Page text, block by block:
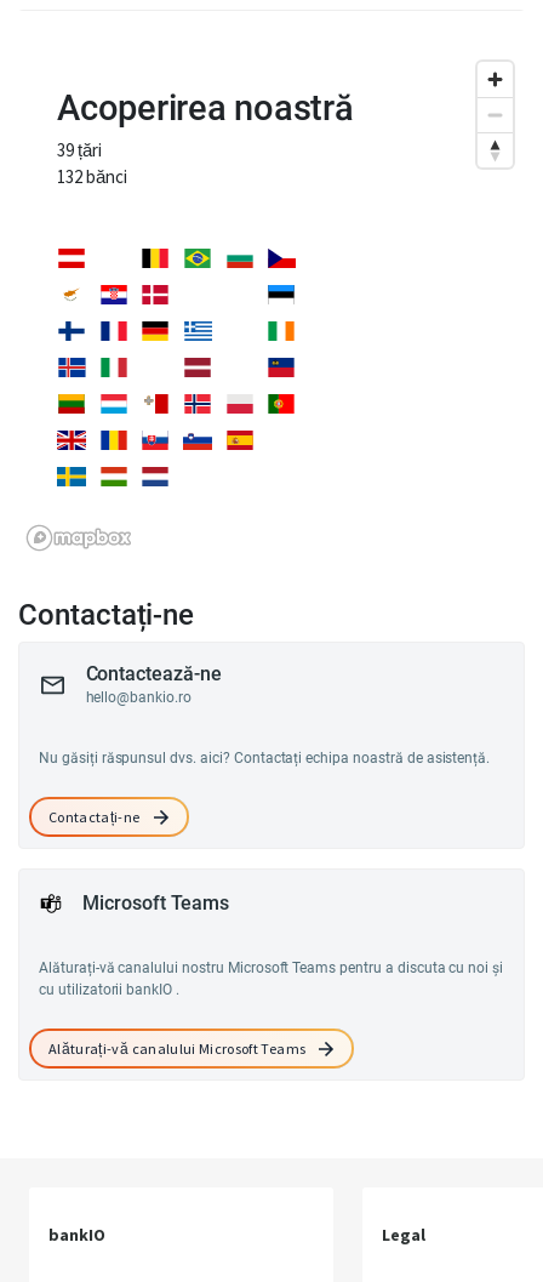
Acoperirea noastră
39 țări
132 bănci
Contactați-ne
Contactează-ne
hello@bankio.ro
Nu găsiți răspunsul dvs. aici? Contactați echipa noastră de asistență.
Contactați-ne
Microsoft Teams
Alăturați-vă canalului nostru Microsoft Teams pentru a discuta cu noi și
cu utilizatorii bankIO .
Alăturați-vă canalului Microsoft Teams
bankIO Legal